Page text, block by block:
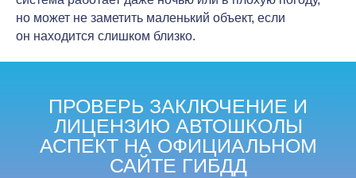
но может не заметить маленький объект, если
он находится слишком близко.
ПРОВЕРЬ ЗАКЛЮЧЕНИЕ И
ЛИЦЕНЗИЮ АВТОШКОЛЫ
АСПЕКТ НА ОФИЦИАЛЬНОМ
САЙТЕ ГИБДД